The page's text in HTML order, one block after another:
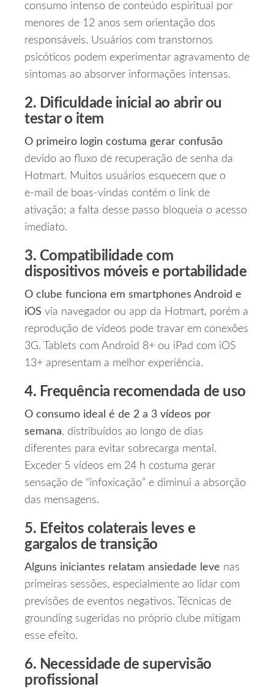
consumo intenso de conteúdo espiritual por
menores de 12 anos sem orientação dos
responsáveis. Usuários com transtornos
psicóticos podem experimentar agravamento de
sintomas ao absorver informações intensas.
2. Dificuldade inicial ao abrir ou
testar o item
O primeiro login costuma gerar confusão
devido ao fluxo de recuperação de senha da
Hotmart. Muitos usuários esquecem que o
e‑mail de boas‑vindas contém o link de
ativação; a falta desse passo bloqueia o acesso
imediato.
3. Compatibilidade com
dispositivos móveis e portabilidade
O clube funciona em smartphones Android e
iOS via navegador ou app da Hotmart, porém a
reprodução de vídeos pode travar em conexões
3G. Tablets com Android 8+ ou iPad com iOS
13+ apresentam a melhor experiência.
4. Frequência recomendada de uso
O consumo ideal é de 2 a 3 vídeos por
semana, distribuídos ao longo de dias
diferentes para evitar sobrecarga mental.
Exceder 5 vídeos em 24 h costuma gerar
sensação de “infoxicação” e diminui a absorção
das mensagens.
5. Efeitos colaterais leves e
gargalos de transição
Alguns iniciantes relatam ansiedade leve nas
primeiras sessões, especialmente ao lidar com
previsões de eventos negativos. Técnicas de
grounding sugeridas no próprio clube mitigam
esse efeito.
6. Necessidade de supervisão
profissional